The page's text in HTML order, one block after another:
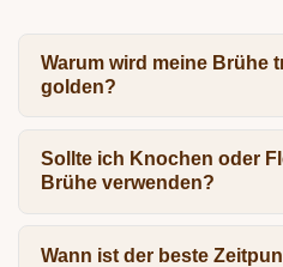
Warum wird meine Brühe
golden?
Sollte ich Knochen oder
Brühe verwenden?
Wann ist der beste